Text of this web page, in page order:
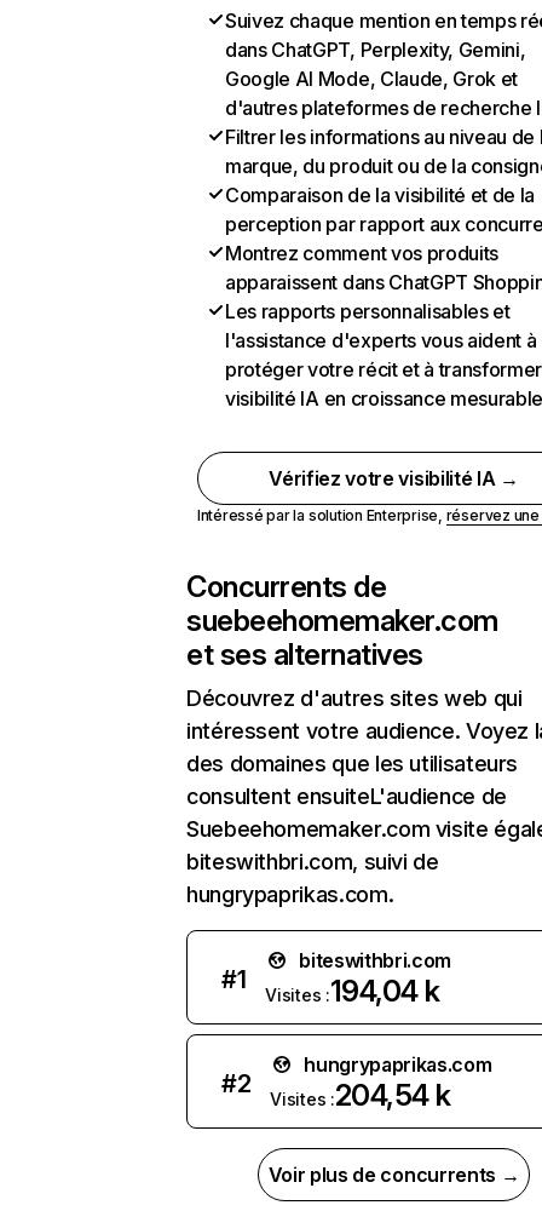
Suivez chaque mention en temps
dans ChatGPT, Perplexity, Gemini,
Google AI Mode, Claude, Grok et
d'autres plateformes de recherche
Filtrer les informations au niveau de
marque, du produit ou de la
Comparaison de la visibilité et de la
perception par rapport aux
Montrez comment vos produits
apparaissent dans ChatGPT
Les rapports personnalisables et
l'assistance d'experts vous aident à
protéger votre récit et à
visibilité IA en croissance
Vérifiez votre visibilité IA →
Intéressé par la solution Enterprise, réservez
Concurrents de
suebeehomemaker.com
et ses alternatives
Découvrez d'autres sites web qui
intéressent votre audience. Voyez
des domaines que les utilisateurs
consultent ensuiteL'audience de
Suebeehomemaker.com visite
biteswithbri.com, suivi de
hungrypaprikas.com.
#1
biteswithbri.com
Visites :194,04 k
#2
hungrypaprikas.com
Visites :204,54 k
Voir plus de concurrents →